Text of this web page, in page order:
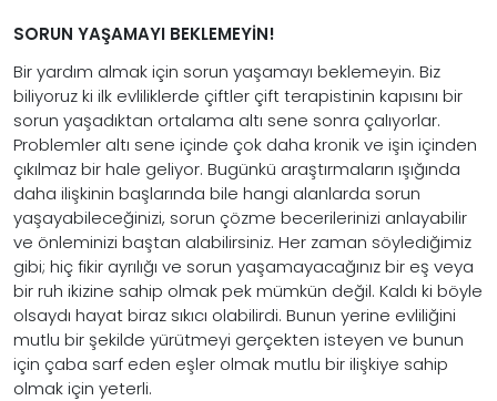
SORUN YAŞAMAYI BEKLEMEYİN!
Bir yardım almak için sorun yaşamayı beklemeyin. Biz
biliyoruz ki ilk evliliklerde çiftler çift terapistinin kapısını bir
sorun yaşadıktan ortalama altı sene sonra çalıyorlar.
Problemler altı sene içinde çok daha kronik ve işin içinden
çıkılmaz bir hale geliyor. Bugünkü araştırmaların ışığında
daha ilişkinin başlarında bile hangi alanlarda sorun
yaşayabileceğinizi, sorun çözme becerilerinizi anlayabilir
ve önleminizi baştan alabilirsiniz. Her zaman söylediğimiz
gibi; hiç fikir ayrılığı ve sorun yaşamayacağınız bir eş veya
bir ruh ikizine sahip olmak pek mümkün değil. Kaldı ki böyle
olsaydı hayat biraz sıkıcı olabilirdi. Bunun yerine evliliğini
mutlu bir şekilde yürütmeyi gerçekten isteyen ve bunun
için çaba sarf eden eşler olmak mutlu bir ilişkiye sahip
olmak için yeterli.